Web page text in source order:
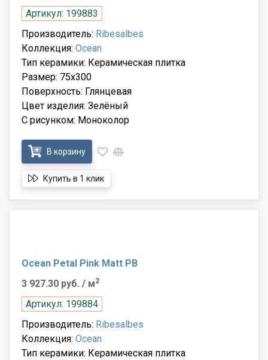
Артикул: 199883
Производитель: Ribesalbes
Коллекция: Ocean
Тип керамики: Керамическая плитка
Размер: 75x300
Поверхность: Глянцевая
Цвет изделия: Зелёный
С рисунком: Моноколор
В корзину
Купить в 1 клик
Ocean Petal Pink Matt PB
3 927.30 руб. / м2
Артикул: 199884
Производитель: Ribesalbes
Коллекция: Ocean
Тип керамики: Керамическая плитка